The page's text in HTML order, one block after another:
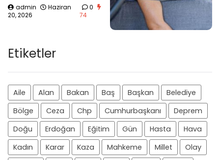
admin
Haziran
20, 2026
0
74
Etiketler
Aile Alan Bakan Baş Başkan
Belediye
Bölge
Ceza Chp Cumhurbaşkanı
Deprem
Doğu
Erdoğan Eğitim Gün Hasta
Hava
Kadın
Karar Kaza Mahkeme Millet
Olay